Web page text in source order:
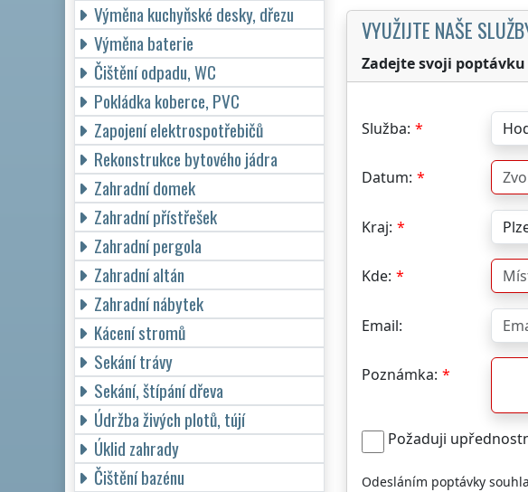
VYUŽIJTE NAŠE
Zadejte svoji
Služba:
Datum:
Kraj:
Kde:
Email:
Poznámka:
Požaduji
Odesláním poptávky
Výměna kuchyňské desky, dřezu
Výměna baterie
Čištění odpadu, WC
Pokládka koberce, PVC
Zapojení elektrospotřebičů
Rekonstrukce bytového jádra
Zahradní domek
Zahradní přístřešek
Zahradní pergola
Zahradní altán
Zahradní nábytek
Kácení stromů
Sekání trávy
Sekání, štípání dřeva
Údržba živých plotů, tújí
Úklid zahrady
Čištění bazénu